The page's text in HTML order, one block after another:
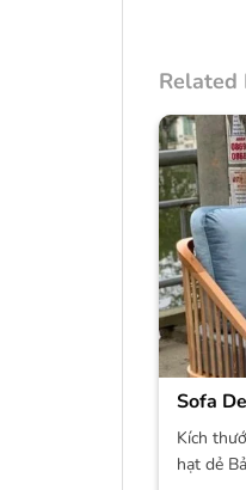
Related
Sofa
Kích
hạt dẻ